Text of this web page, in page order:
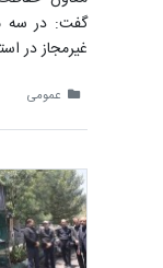
غیرمجاز در
عمومی